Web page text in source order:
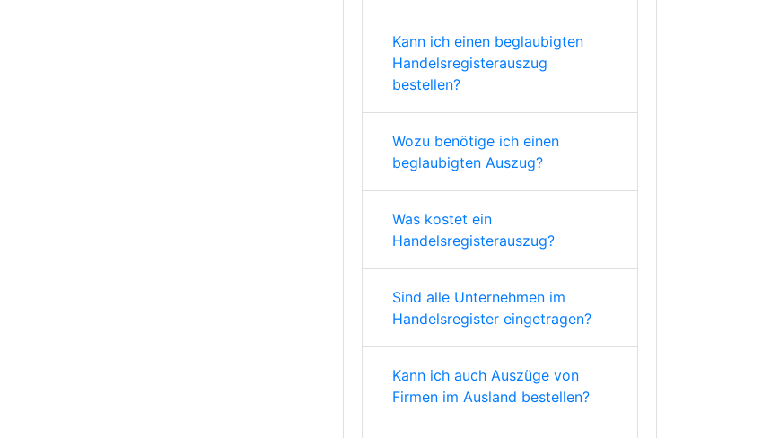
Kann ich einen beglaubigten
Handelsregisterauszug
bestellen?
Wozu benötige ich einen
beglaubigten Auszug?
Was kostet ein
Handelsregisterauszug?
Sind alle Unternehmen im
Handelsregister eingetragen?
Kann ich auch Auszüge von
Firmen im Ausland bestellen?